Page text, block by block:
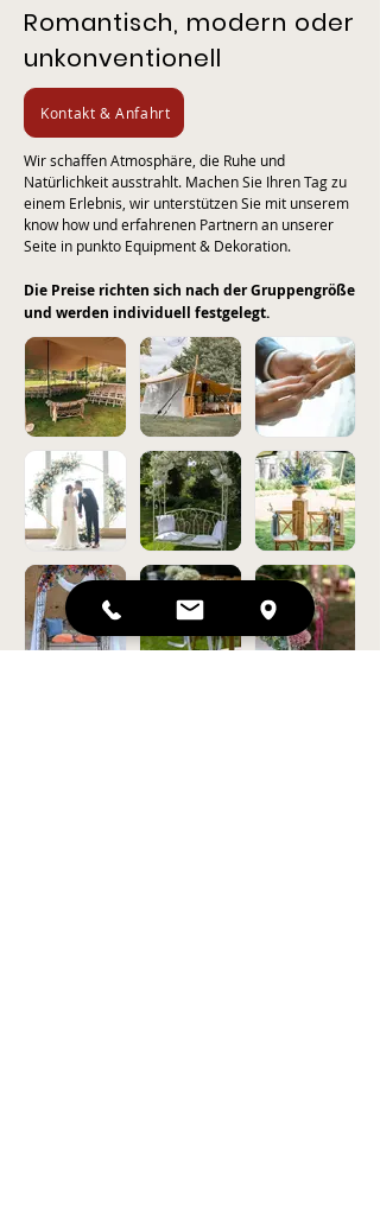
Romantisch, modern oder
unkonventionell
Kontakt & Anfahrt
Wir schaffen Atmosphäre, die Ruhe und
Natürlichkeit ausstrahlt. Machen Sie Ihren Tag zu
einem Erlebnis, wir unterstützen Sie mit unserem
know how und erfahrenen Partnern an unserer
Seite in punkto Equipment & Dekoration.
Die Preise richten sich nach der Gruppengröße
und werden individuell festgelegt.